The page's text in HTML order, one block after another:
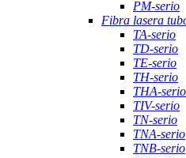
PM-serio
Fibra lasera
TA-serio
TD-serio
TE-serio
TH-serio
THA-serio
TIV-serio
TN-serio
TNA-serio
TNB-serio